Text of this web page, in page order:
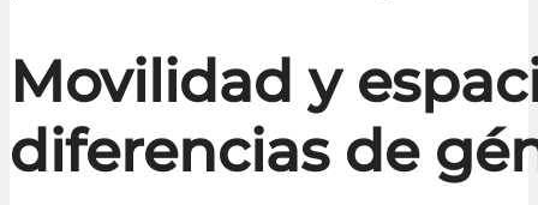
Movilidad y
diferencias de